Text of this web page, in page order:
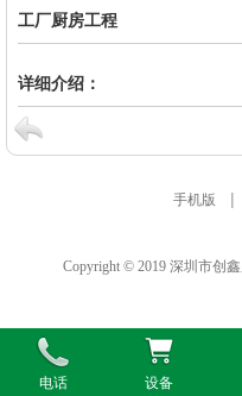
工厂厨房工程
详细介绍：
手机版 |
Copyright © 2019 深圳市创
电话 设备